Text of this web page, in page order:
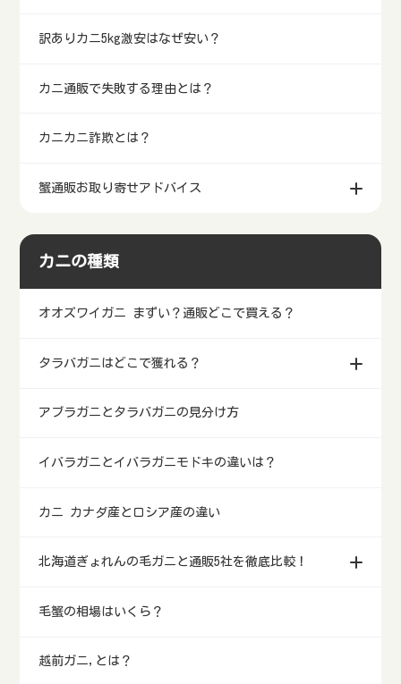
訳ありカニ5kg激安はなぜ安い？
カニ通販で失敗する理由とは？
カニカニ詐欺とは？
蟹通販お取り寄せアドバイス
カニの種類
オオズワイガニ まずい？通販どこで買える？
タラバガニはどこで獲れる？
アブラガニとタラバガニの見分け方
イバラガニとイバラガニモドキの違いは？
カニ カナダ産とロシア産の違い
北海道ぎょれんの毛ガニと通販5社を徹底比較！
毛蟹の相場はいくら？
越前ガニ,とは？